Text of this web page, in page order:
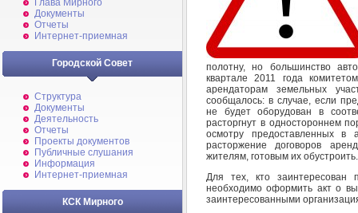
Глава Мирного
Документы
Отчеты
Интернет-приемная
Городской Совет
Структура
Документы
Деятельность
Отчеты
Проекты документов
Публичные слушания
Информация
Интернет-приемная
КСК Мирного
полотну, но большинство
квартале 2011 года
арендаторам земельных
сообщалось: в случае, если
не будет оборудован в
расторгнут в одностороннем
осмотру предоставленных в
расторжение договоров
жителям, готовым их обустроить.
Для тех, кто заинтересован
необходимо оформить акт о
заинтересованными